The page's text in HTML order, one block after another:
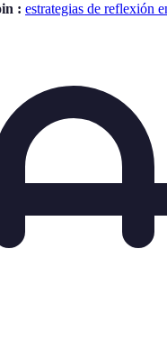
: estrategias de reflexión